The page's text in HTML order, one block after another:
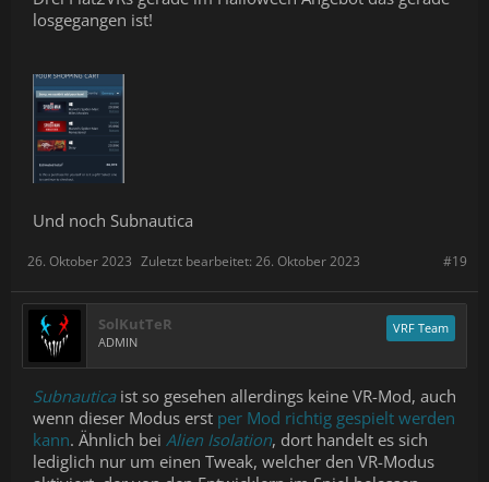
losgegangen ist!
Und noch Subnautica
#19
26. Oktober 2023 Zuletzt bearbeitet: 26. Oktober 2023
SolKutTeR
ADMIN
VRF Team
Subnautica ist so gesehen allerdings keine VR-Mod, auch
wenn dieser Modus erst per Mod richtig gespielt werden
kann. Ähnlich bei Alien Isolation, dort handelt es sich
lediglich nur um einen Tweak, welcher den VR-Modus